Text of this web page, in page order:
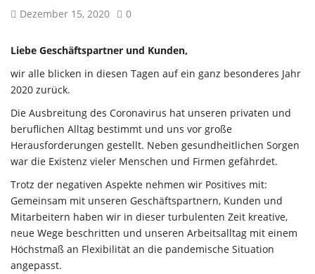
Dezember 15, 2020 0
Liebe Geschäftspartner und Kunden,
wir alle blicken in diesen Tagen auf ein ganz besonderes Jahr
2020 zurück.
Die Ausbreitung des Coronavirus hat unseren privaten und
beruflichen Alltag bestimmt und uns vor große
Herausforderungen gestellt. Neben gesundheitlichen Sorgen
war die Existenz vieler Menschen und Firmen gefährdet.
Trotz der negativen Aspekte nehmen wir Positives mit:
Gemeinsam mit unseren Geschäftspartnern, Kunden und
Mitarbeitern haben wir in dieser turbulenten Zeit kreative,
neue Wege beschritten und unseren Arbeitsalltag mit einem
Höchstmaß an Flexibilität an die pandemische Situation
angepasst.